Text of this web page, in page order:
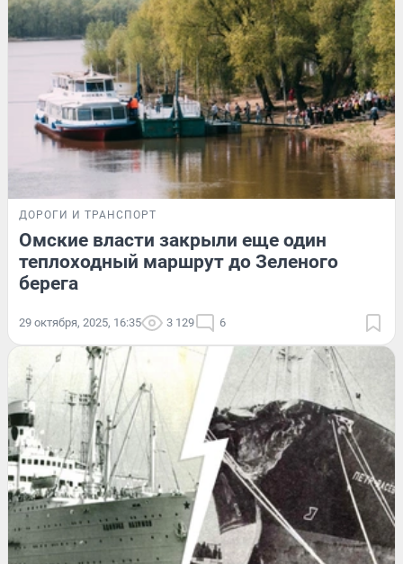
ДОРОГИ И ТРАНСПОРТ
Омские власти закрыли еще один
теплоходный маршрут до Зеленого
берега
29 октября, 2025, 16:35 3 129 6